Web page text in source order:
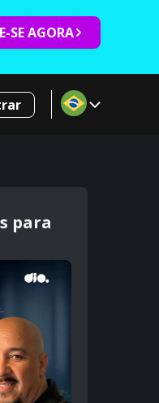
SE AGORA
para